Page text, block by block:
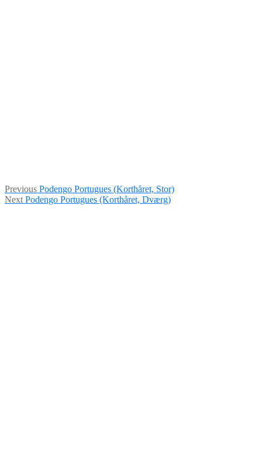
Indlægsnavigation
Previous Previous
post:
Podengo Portugues (Korthåret, Stor)
Next Next
Podengo Portugues (Korthåret, Dværg)